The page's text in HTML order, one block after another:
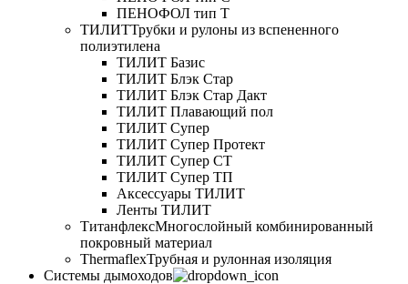
ПЕНОФОЛ тип T
ТИЛИТТрубки и рулоны из вспененного
полиэтилена
ТИЛИТ Базис
ТИЛИТ Блэк Стар
ТИЛИТ Блэк Стар Дакт
ТИЛИТ Плавающий пол
ТИЛИТ Супер
ТИЛИТ Супер Протект
ТИЛИТ Супер СТ
ТИЛИТ Супер ТП
Аксессуары ТИЛИТ
Ленты ТИЛИТ
ТитанфлексМногослойный комбинированный
покровный материал
ThermaflexТрубная и рулонная изоляция
Cистемы дымоходов